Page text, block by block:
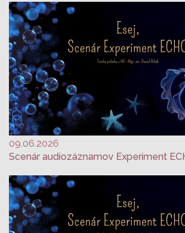
09.06.2026
Scenár audiozáznamov Experiment